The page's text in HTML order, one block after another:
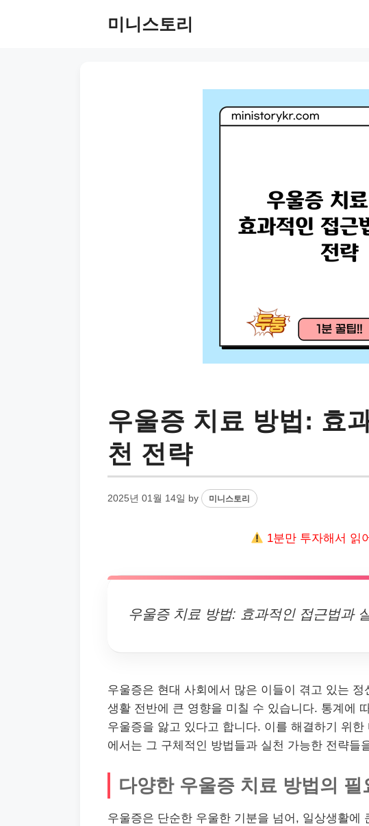
미니스토리
우울증 치료 방법: 효
천 전략
2025년 01월 14일 by 미니스토리
1분만 투자해서 읽
우울증 치료 방법: 효과적인 접근법과
우울증은 현대 사회에서 많은 이들이 겪고 있는
생활 전반에 큰 영향을 미칠 수 있습니다. 통계에
우울증을 앓고 있다고 합니다. 이를 해결하기 위
에서는 그 구체적인 방법들과 실천 가능한 전략들
다양한 우울증 치료 방법의 필
우울증은 단순한 우울한 기분을 넘어, 일상생활에